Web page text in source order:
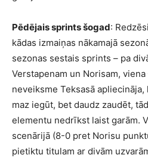
Pēdējais sprints šogad:
kādas izmaiņas nākamajā
sezonas sestais sprints – pa
Verstapenam un Norisam, viena
neveiksme Teksasā
maz iegūt, bet daudz zaudēt,
elementu nedrīkst laist garām.
scenārijā (8-0 pret Norisu
pietiktu titulam ar divām